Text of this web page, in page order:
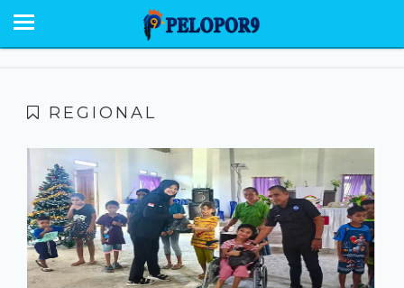
BERANDA
EKONOMI POLITIK
OPINI
HUMANIORA
REGIONAL